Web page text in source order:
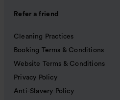
Refer a friend
Cleaning Practices
Booking Terms & Conditions
Website Terms & Conditions
Privacy Policy
Anti-Slavery Policy